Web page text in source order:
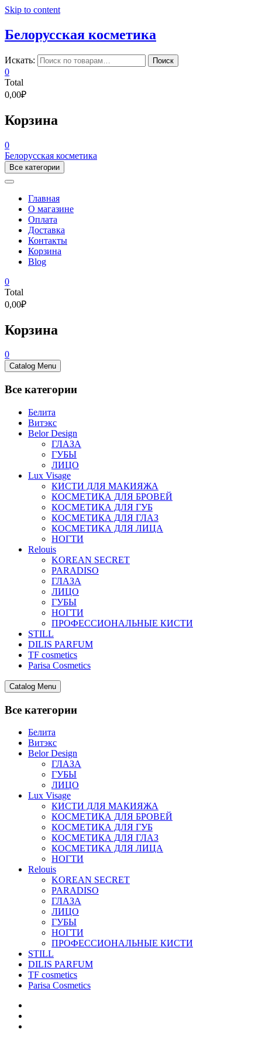
Skip to content
Белорусская косметика
Искать: Поиск
0
Total
0,00₽
Корзина
0
Белорусская косметика
Все категории
Главная
О магазине
Оплата
Доставка
Контакты
Корзина
Blog
0
Total
0,00₽
Корзина
0
Catalog Menu
Все категории
Белита
Витэкс
Belor Design
ГЛАЗА
ГУБЫ
ЛИЦО
Lux Visage
КИСТИ ДЛЯ МАКИЯЖА
КОСМЕТИКА ДЛЯ БРОВЕЙ
КОСМЕТИКА ДЛЯ ГУБ
КОСМЕТИКА ДЛЯ ГЛАЗ
КОСМЕТИКА ДЛЯ ЛИЦА
НОГТИ
Relouis
KOREAN SECRET
PARADISO
ГЛАЗА
ЛИЦО
ГУБЫ
НОГТИ
ПРОФЕССИОНАЛЬНЫЕ КИСТИ
STILL
DILIS PARFUM
TF cosmetics
Parisa Cosmetics
Catalog Menu
Все категории
Белита
Витэкс
Belor Design
ГЛАЗА
ГУБЫ
ЛИЦО
Lux Visage
КИСТИ ДЛЯ МАКИЯЖА
КОСМЕТИКА ДЛЯ БРОВЕЙ
КОСМЕТИКА ДЛЯ ГУБ
КОСМЕТИКА ДЛЯ ГЛАЗ
КОСМЕТИКА ДЛЯ ЛИЦА
НОГТИ
Relouis
KOREAN SECRET
PARADISO
ГЛАЗА
ЛИЦО
ГУБЫ
НОГТИ
ПРОФЕССИОНАЛЬНЫЕ КИСТИ
STILL
DILIS PARFUM
TF cosmetics
Parisa Cosmetics